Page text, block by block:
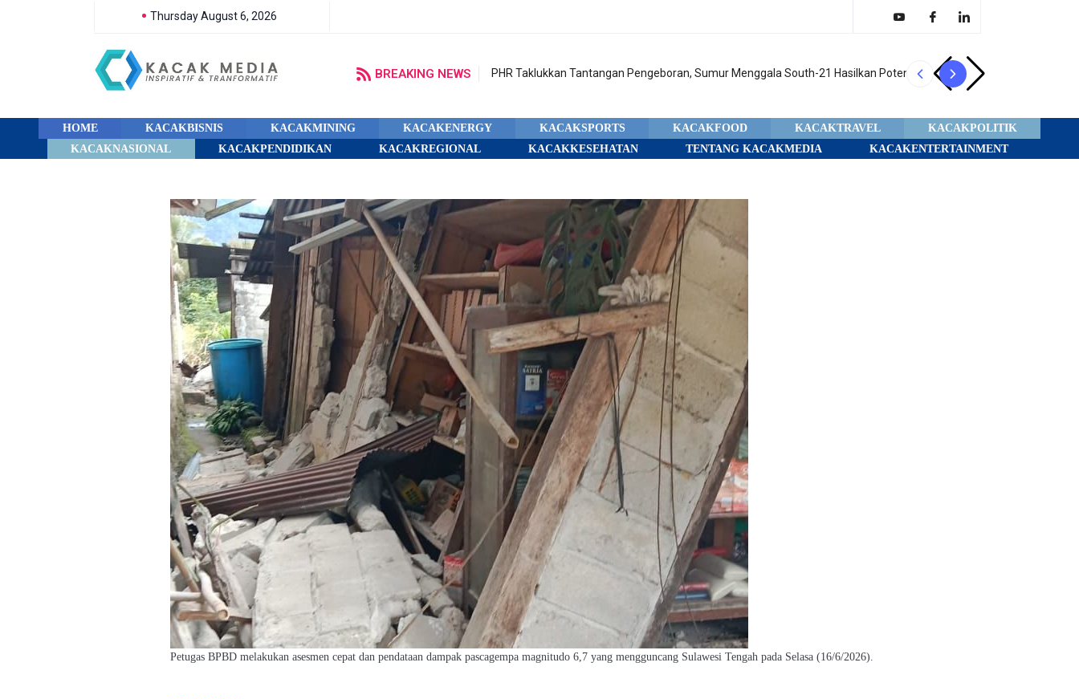
Thursday August 6, 2026
BREAKING NEWS PHR Taklukkan Tantangan Pengeboran, Sumur Menggala South-21 Hasilkan Potensi Produksi
HOME KACAKBISNIS KACAKMINING KACAKENERGY KACAKSPORTS KACAKFOOD KACAKTRAVEL
KACAKPOLITIK
KACAKNASIONAL
KACAKPENDIDIKAN KACAKREGIONAL KACAKKESEHATAN TENTANG KACAKMEDIA KACAKENTERTAINMENT
Petugas BPBD melakukan asesmen cepat dan pendataan dampak pascagempa magnitudo 6,7 yang mengguncang Sulawesi Tengah pada Selasa (16/6/2026).